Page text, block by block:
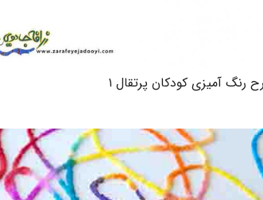
رنگ آمیزی کودکان پرتقال ۱